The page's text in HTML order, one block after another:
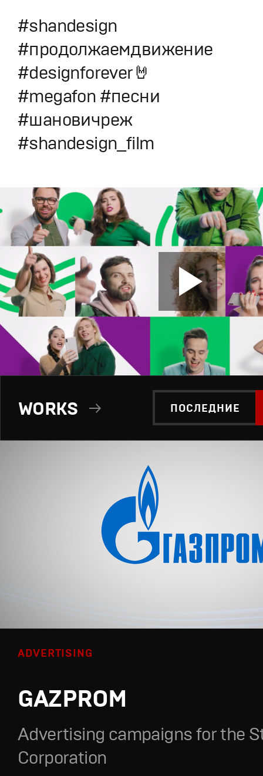
#shandesign
#продолжаемдвижение
#designforever🤘
#megafon #песни
#шановичреж
#shandesign_film
ПОСЛЕДНИЕ
WORKS
ADVERTISING
GAZPROM
Advertising campaigns for the
Corporation